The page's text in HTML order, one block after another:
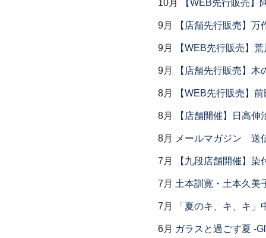
10月 【WEB先行販売】
9月 【店舗先行販売】万
9月 【WEB先行販売】
9月 【店舗先行販売】木
8月 【WEB先行販売】
8月 【店舗開催】日高
8月 メールマガジン 送
7月 【九段店舗開催】染
7月 土本訓寛・土本久美
7月 「夏のキ、キ、キ
6月 ガラスと過ごす夏 -